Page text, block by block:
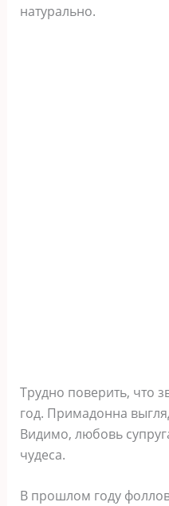
натурально.
Трудно поверить, что
год. Примадонна
Видимо, любовь
чудеса.
В прошлом году